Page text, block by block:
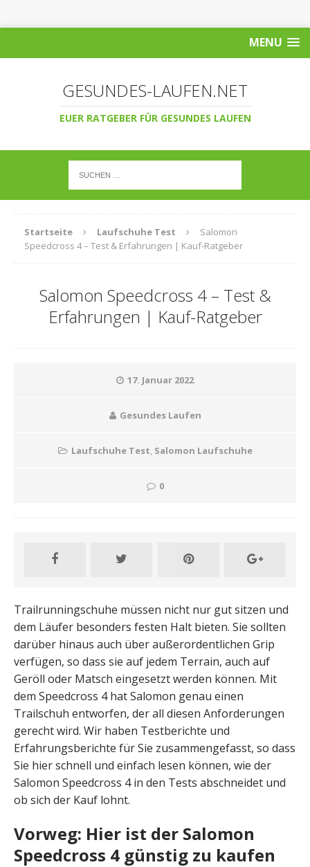
MENU
GESUNDES-LAUFEN.NET
EUER RATGEBER FÜR GESUNDES LAUFEN
Startseite Laufschuhe Test
Salomon
Speedcross 4 – Test & Erfahrungen | Kauf-Ratgeber
Salomon Speedcross 4 – Test &
Erfahrungen | Kauf-Ratgeber
17. Januar 2022
Gesundes Laufen
Laufschuhe Test, Salomon Laufschuhe
0
Trailrunningschuhe müssen nicht nur gut sitzen und
dem Läufer besonders festen Halt bieten. Sie sollten
darüber hinaus auch über außerordentlichen Grip
verfügen, so dass sie auf jedem Terrain, auch auf
Geröll oder Matsch eingesetzt werden können. Mit
dem Speedcross 4 hat Salomon genau einen
Trailschuh entworfen, der all diesen Anforderungen
gerecht wird. Wir haben Testberichte und
Erfahrungsberichte für Sie zusammengefasst, so dass
Sie hier schnell und einfach lesen können, wie der
Salomon Speedcross 4 in den Tests abschneidet und
ob sich der Kauf lohnt.
Vorweg: Hier ist der Salomon
Speedcross 4 günstig zu kaufen